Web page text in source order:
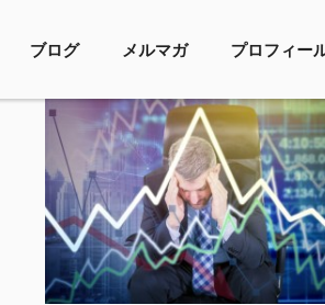
ブログ メルマガ プロフィー